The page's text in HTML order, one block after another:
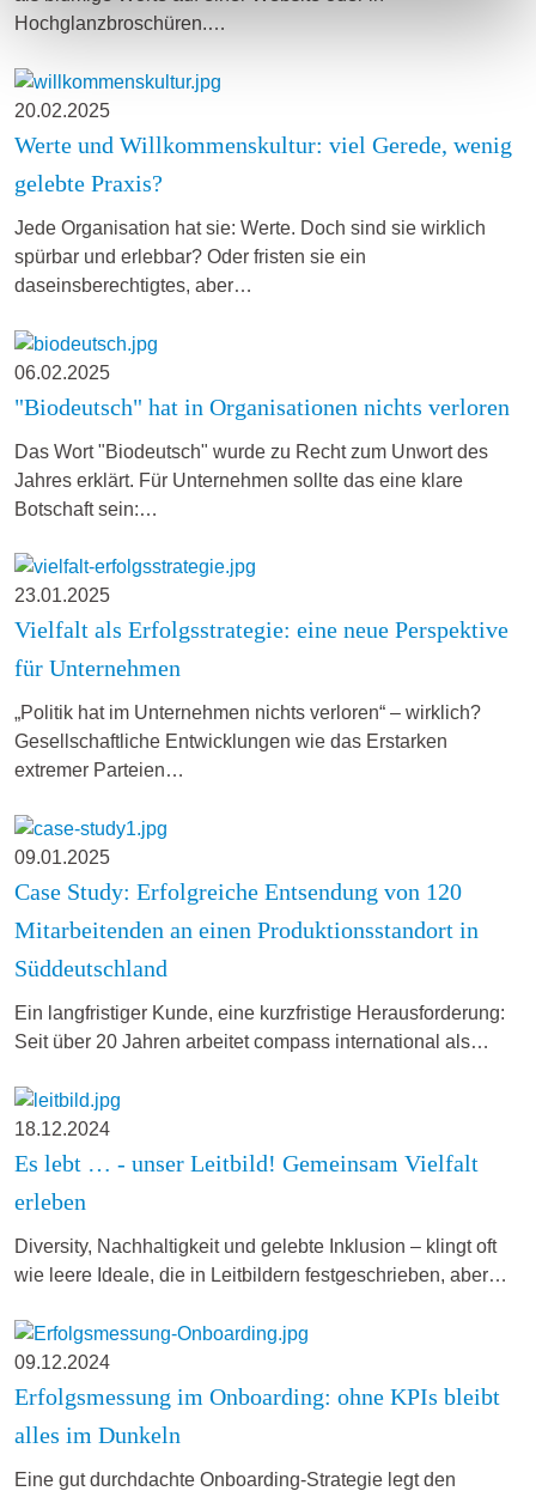
Hochglanzbroschüren.…
20.02.2025
Werte und Willkommenskultur: viel Gerede, wenig
gelebte Praxis?
Jede Organisation hat sie: Werte. Doch sind sie wirklich
spürbar und erlebbar? Oder fristen sie ein
daseinsberechtigtes, aber…
06.02.2025
"Biodeutsch" hat in Organisationen nichts verloren
Das Wort "Biodeutsch" wurde zu Recht zum Unwort des
Jahres erklärt. Für Unternehmen sollte das eine klare
Botschaft sein:…
23.01.2025
Vielfalt als Erfolgsstrategie: eine neue Perspektive
für Unternehmen
„Politik hat im Unternehmen nichts verloren“ – wirklich?
Gesellschaftliche Entwicklungen wie das Erstarken
extremer Parteien…
09.01.2025
Case Study: Erfolgreiche Entsendung von 120
Mitarbeitenden an einen Produktionsstandort in
Süddeutschland
Ein langfristiger Kunde, eine kurzfristige Herausforderung:
Seit über 20 Jahren arbeitet compass international als…
18.12.2024
Es lebt … - unser Leitbild! Gemeinsam Vielfalt
erleben
Diversity, Nachhaltigkeit und gelebte Inklusion – klingt oft
wie leere Ideale, die in Leitbildern festgeschrieben, aber…
09.12.2024
Erfolgsmessung im Onboarding: ohne KPIs bleibt
alles im Dunkeln
Eine gut durchdachte Onboarding-Strategie legt den